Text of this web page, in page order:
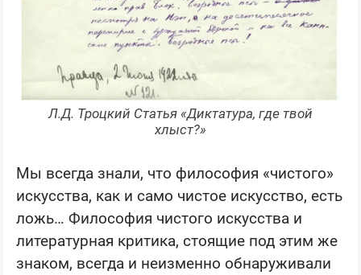
Л.Д. Троцкий Статья «Диктатура, где твой
хлыст?»
Мы всегда знали, что философия «чистого»
искусства, как и само чистое искусство, есть
ложь… Философия чистого искусства и
литературная критика, стоящие под этим же
знаком, всегда и неизменно обнаруживали